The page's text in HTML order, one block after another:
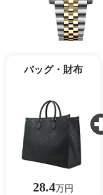
バッグ・財布
28.4万円